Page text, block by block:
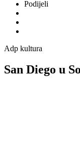
Podijeli
Adp kultura
San Diego u